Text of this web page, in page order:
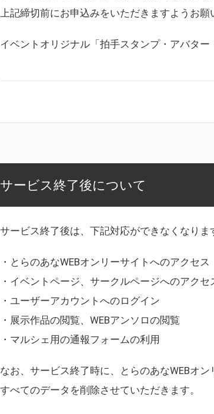
上記締切前にお申込みをいただきますようお願
イベントオリジナル「拍手スタンプ・アバタ
サービス終了後について
サービス終了後は、下記対応ができなくなりま
・とらのあなWEBオンリーサイトへのアクセス
・イベントページ、サークルページへのアクセ
・ユーザーアカウントへのログイン
・展示作品の閲覧、WEBアンソロの閲覧
・マルシェ用の通報フォームの利用
なお、サービス終了時に、とらのあなWEBオ
すべてのデータを削除させていただきます。